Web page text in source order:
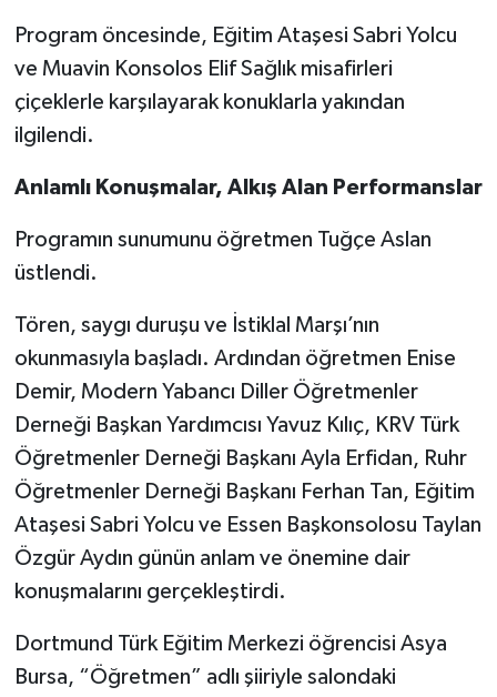
Program öncesinde, Eğitim Ataşesi Sabri Yolcu
ve Muavin Konsolos Elif Sağlık misafirleri
çiçeklerle karşılayarak konuklarla yakından
ilgilendi.
Anlamlı Konuşmalar, Alkış Alan Performanslar
Programın sunumunu öğretmen Tuğçe Aslan
üstlendi.
Tören, saygı duruşu ve İstiklal Marşı’nın
okunmasıyla başladı. Ardından öğretmen Enise
Demir, Modern Yabancı Diller Öğretmenler
Derneği Başkan Yardımcısı Yavuz Kılıç, KRV Türk
Öğretmenler Derneği Başkanı Ayla Erfidan, Ruhr
Öğretmenler Derneği Başkanı Ferhan Tan, Eğitim
Ataşesi Sabri Yolcu ve Essen Başkonsolosu Taylan
Özgür Aydın günün anlam ve önemine dair
konuşmalarını gerçekleştirdi.
Dortmund Türk Eğitim Merkezi öğrencisi Asya
Bursa, “Öğretmen” adlı şiiriyle salondaki